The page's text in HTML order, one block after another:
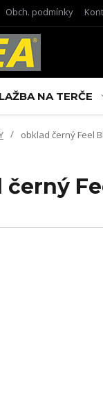
Obch. podmínky
NA TERČE
obklad černý Feel